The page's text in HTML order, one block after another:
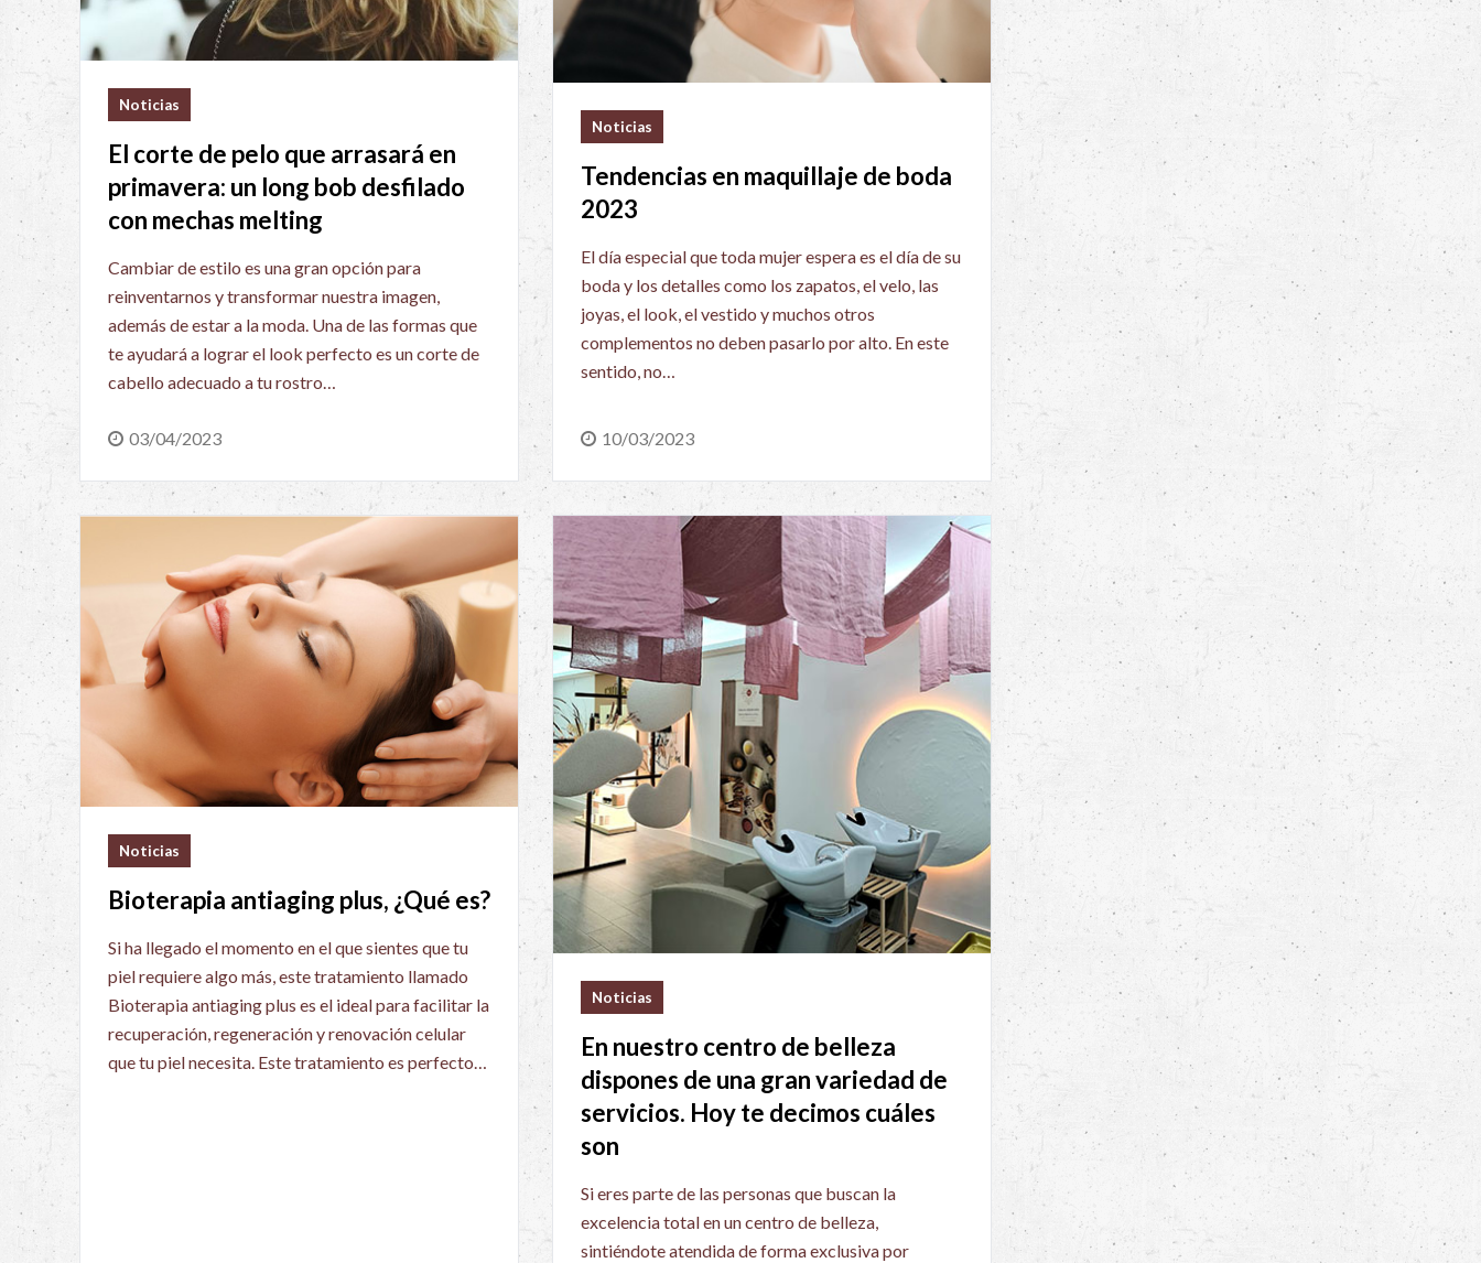
Noticias
El corte de pelo que arrasará en
primavera: un long bob desfilado
con mechas melting
Cambiar de estilo es una gran opción para
reinventarnos y transformar nuestra imagen,
además de estar a la moda. Una de las formas que
te ayudará a lograr el look perfecto es un corte de
cabello adecuado a tu rostro…
03/04/2023
Noticias
Tendencias en maquillaje de boda
2023
El día especial que toda mujer espera es el día de su
boda y los detalles como los zapatos, el velo, las
joyas, el look, el vestido y muchos otros
complementos no deben pasarlo por alto. En este
sentido, no…
10/03/2023
Noticias
Bioterapia antiaging plus, ¿Qué es?
Si ha llegado el momento en el que sientes que tu
piel requiere algo más, este tratamiento llamado
Bioterapia antiaging plus es el ideal para facilitar la
recuperación, regeneración y renovación celular
que tu piel necesita. Este tratamiento es perfecto…
Noticias
En nuestro centro de belleza
dispones de una gran variedad de
servicios. Hoy te decimos cuáles
son
Si eres parte de las personas que buscan la
excelencia total en un centro de belleza,
sintiéndote atendida de forma exclusiva por